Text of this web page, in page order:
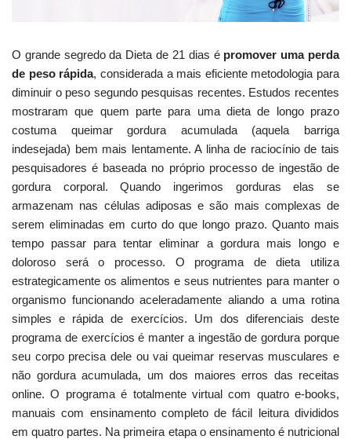
O grande segredo da Dieta de 21 dias é promover uma perda
de peso rápida, considerada a mais eficiente metodologia para
diminuir o peso segundo pesquisas recentes. Estudos recentes
mostraram que quem parte para uma dieta de longo prazo
costuma queimar gordura acumulada (aquela barriga
indesejada) bem mais lentamente. A linha de raciocínio de tais
pesquisadores é baseada no próprio processo de ingestão de
gordura corporal. Quando ingerimos gorduras elas se
armazenam nas células adiposas e são mais complexas de
serem eliminadas em curto do que longo prazo. Quanto mais
tempo passar para tentar eliminar a gordura mais longo e
doloroso será o processo. O programa de dieta utiliza
estrategicamente os alimentos e seus nutrientes para manter o
organismo funcionando aceleradamente aliando a uma rotina
simples e rápida de exercícios. Um dos diferenciais deste
programa de exercícios é manter a ingestão de gordura porque
seu corpo precisa dele ou vai queimar reservas musculares e
não gordura acumulada, um dos maiores erros das receitas
online. O programa é totalmente virtual com quatro e-books,
manuais com ensinamento completo de fácil leitura divididos
em quatro partes. Na primeira etapa o ensinamento é nutricional